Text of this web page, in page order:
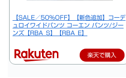
【SALE／50%OFF】【新色追加】コーデ
ュロイワイドパンツ コーエン パンツ/ジー
ンズ【RBA_S】【RBA_E】
楽天で購入